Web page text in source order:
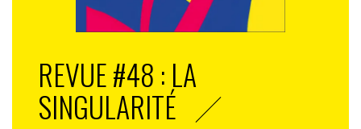
REVUE #48 : LA
SINGULARITÉ